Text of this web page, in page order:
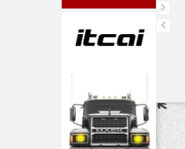
واعظی
درود . با آرزوی موفقیت
برای حضرتعالی و صنف